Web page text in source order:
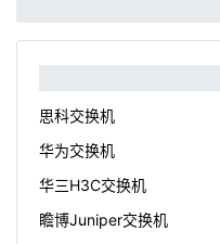
思科交换机
华为交换机
华三H3C交换机
瞻博Juniper交换机